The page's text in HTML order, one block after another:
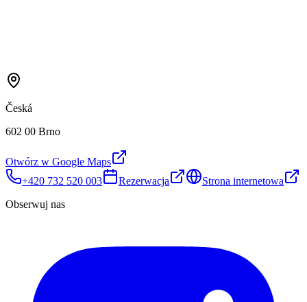
Česká
602 00 Brno
Otwórz w Google Maps
+420 732 520 003
Rezerwacja
Strona internetowa
Obserwuj nas